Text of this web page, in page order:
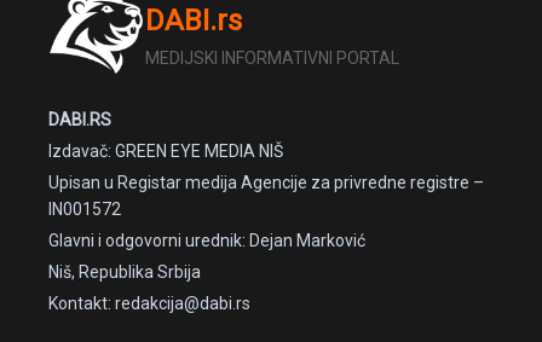
DABI.rs
MEDIJSKI INFORMATIVNI PORTAL
DABI.RS
Izdavač: GREEN EYE MEDIA NIŠ
Upisan u Registar medija Agencije za privredne registre –
IN001572
Glavni i odgovorni urednik: Dejan Marković
Niš, Republika Srbija
Kontakt: redakcija@dabi.rs